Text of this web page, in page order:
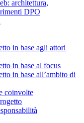
architettura,
DPO
in base agli attori
in base al focus
in base all’ambito di
coinvolte